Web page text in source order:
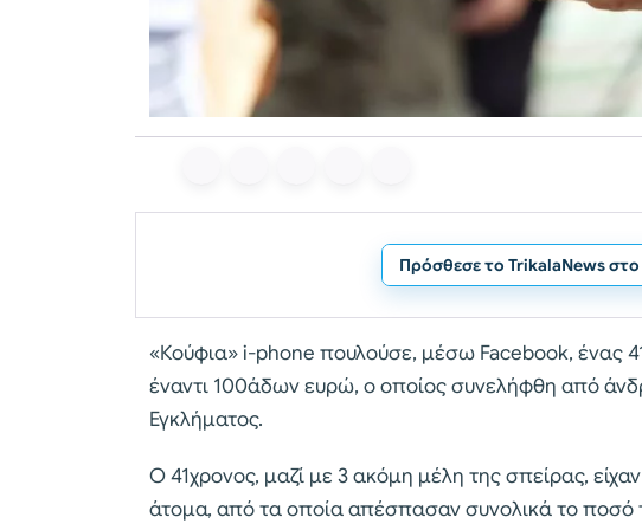
Πρόσθεσε το TrikalaNews στο
«Κούφια» i-phone πουλούσε, μέσω Facebook, ένας
έναντι 100άδων ευρώ, ο οποίος συνελήφθη από
Εγκλήματος.
Ο 41χρονος, μαζί με 3 ακόμη μέλη της σπείρας,
άτομα, από τα οποία απέσπασαν συνολικά το